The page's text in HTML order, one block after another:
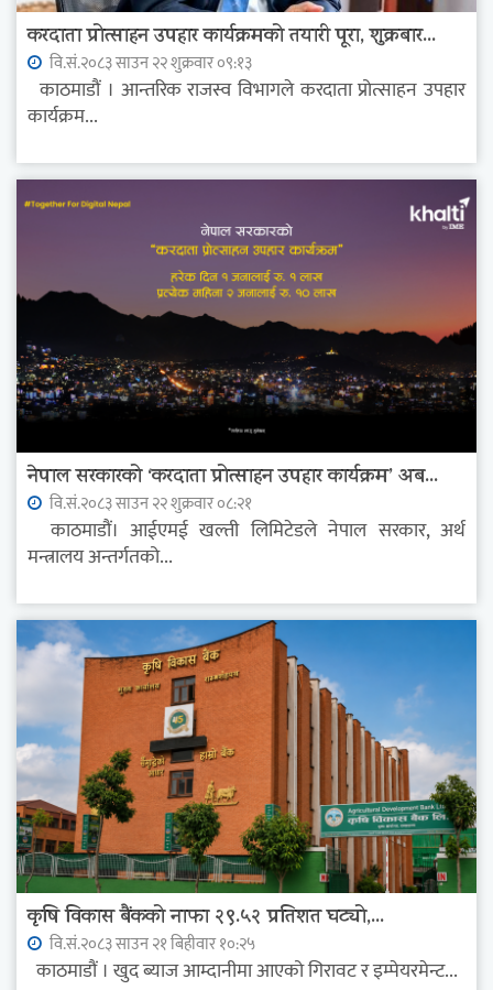
करदाता प्रोत्साहन उपहार कार्यक्रमको तयारी पूरा, शुक्रबार...
वि.सं.२०८३ साउन २२ शुक्रवार ०९:१३
काठमाडौं । आन्तरिक राजस्व विभागले करदाता प्रोत्साहन उपहार
कार्यक्रम...
नेपाल सरकारको ‘करदाता प्रोत्साहन उपहार कार्यक्रम’ अब...
वि.सं.२०८३ साउन २२ शुक्रवार ०८:२१
काठमाडौं। आईएमई खल्ती लिमिटेडले नेपाल सरकार, अर्थ
मन्त्रालय अन्तर्गतको...
कृषि विकास बैंकको नाफा २९.५२ प्रतिशत घट्यो,...
वि.सं.२०८३ साउन २१ बिहीवार १०:२५
काठमाडौं । खुद ब्याज आम्दानीमा आएको गिरावट र इम्पेयरमेन्ट...